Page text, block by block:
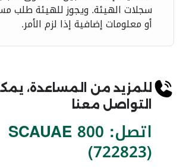
سجلات الهيئة. ويجوز للهيئة طلب
أو معلومات إضافية إذا لزم الأمر.
للمزيد من المساعدة،
التواصل معنا
اتصل: 800 SCAUAE
(722823)